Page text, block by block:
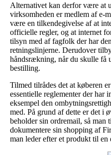
Alternativet kan derfor være at
virksomheden er medlem af e-
være en tilkendegivelse af at
officielle regler, og at internet
tilsyn med af fagfolk der har
retningslinjerne. Derudover
håndsrækning, når du skulle få
bestilling.
Tilmed tilrådes det at køberen
essentielle reglementer der
eksempel den
med. På grund af dette er det i
beholder sin ordremail, så man
dokumentere sin shopping af
man leder efter et produkt til en